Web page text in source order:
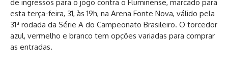
de ingressos para o jogo contra o Fluminense, marcado para
esta terça-feira, 31, às 19h, na Arena Fonte Nova, válido pela
31ª rodada da Série A do Campeonato Brasileiro. O torcedor
azul, vermelho e branco tem opções variadas para comprar
as entradas.